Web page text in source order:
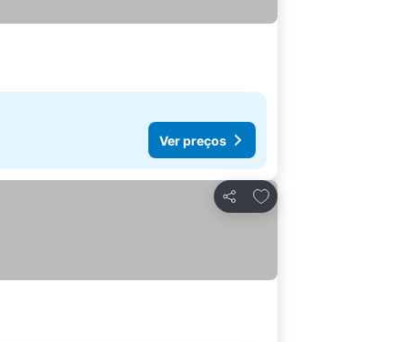
Ver preços
Partilhar
Adicionar aos favoritos